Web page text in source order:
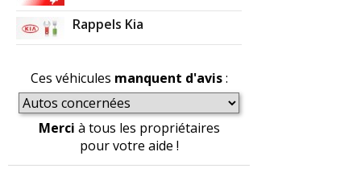
Rappels Kia
Ces véhicules manquent d'avis:
Merci à tous les propriétaires
pour votre aide !